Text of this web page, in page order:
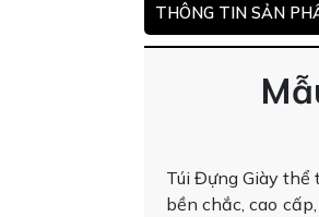
THÔNG TIN SẢN
Túi Đựng Giày thể
bền chắc, cao